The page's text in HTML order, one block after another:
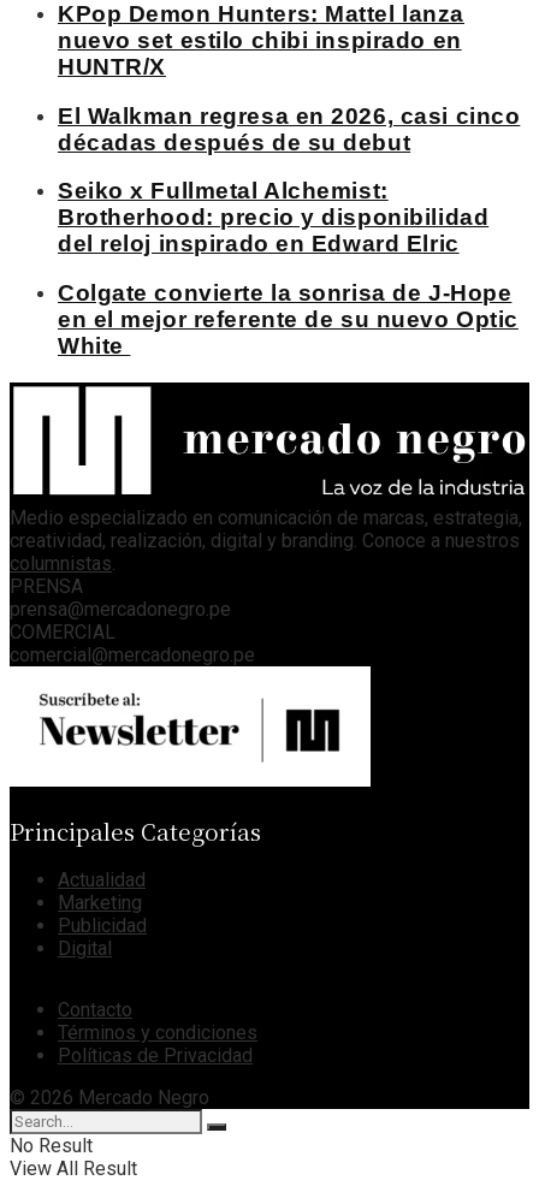
KPop Demon Hunters: Mattel lanza
nuevo set estilo chibi inspirado en
HUNTR/X
El Walkman regresa en 2026, casi cinco
décadas después de su debut
Seiko x Fullmetal Alchemist:
Brotherhood: precio y disponibilidad
del reloj inspirado en Edward Elric
Colgate convierte la sonrisa de J-Hope
en el mejor referente de su nuevo Optic
White
Medio especializado en comunicación de marcas, estrategia,
creatividad, realización, digital y branding. Conoce a nuestros
columnistas.
PRENSA
prensa@mercadonegro.pe
COMERCIAL
comercial@mercadonegro.pe
Principales Categorías
Actualidad
Marketing
Publicidad
Digital
Contacto
Términos y condiciones
Políticas de Privacidad
© 2026 Mercado Negro
No Result
View All Result